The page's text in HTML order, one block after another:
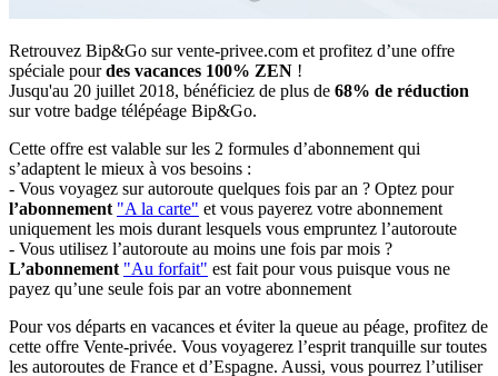
Retrouvez Bip&Go sur vente-privee.com et profitez d’une offre
spéciale pourdes vacances 100% ZEN !
Jusqu'au 20 juillet 2018, bénéficiez de plus de 68% de réduction
sur votre badge télépéage Bip&Go.
Cette offre est valable sur les 2 formules d’abonnement qui
s’adaptent le mieux à vos besoins :
- Vous voyagez sur autoroute quelques fois par an ? Optez pour
l’abonnement "A la carte" et vous payerez votre abonnement
uniquement les mois durant lesquels vous empruntez l’autoroute
- Vous utilisez l’autoroute au moins une fois par mois ?
L’abonnement "Au forfait" est fait pour vous puisque vous ne
payez qu’une seule fois par an votre abonnement
Pour vos départs en vacances et éviter la queue au péage, profitez de
cette offre Vente-privée. Vous voyagerez l’esprit tranquille sur toutes
les autoroutes de France et d’Espagne. Aussi, vous pourrez l’utiliser